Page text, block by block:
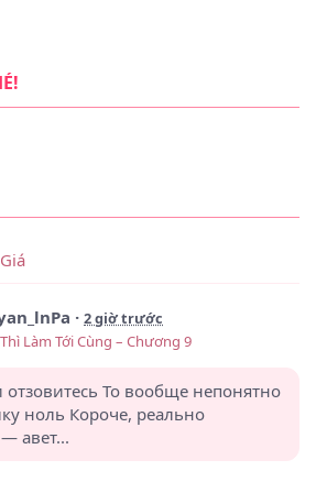
· 2 giờ trước
Làm Tới Cùng – Chương 9
То вообще непонятно
ноль Короче, реально
авет...